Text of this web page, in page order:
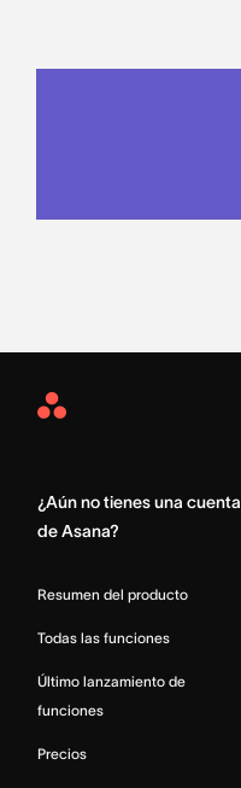
Asana
¿Aún no tienes una cuenta
de Asana?
Resumen del producto
Todas las funciones
Último lanzamiento de
funciones
Precios